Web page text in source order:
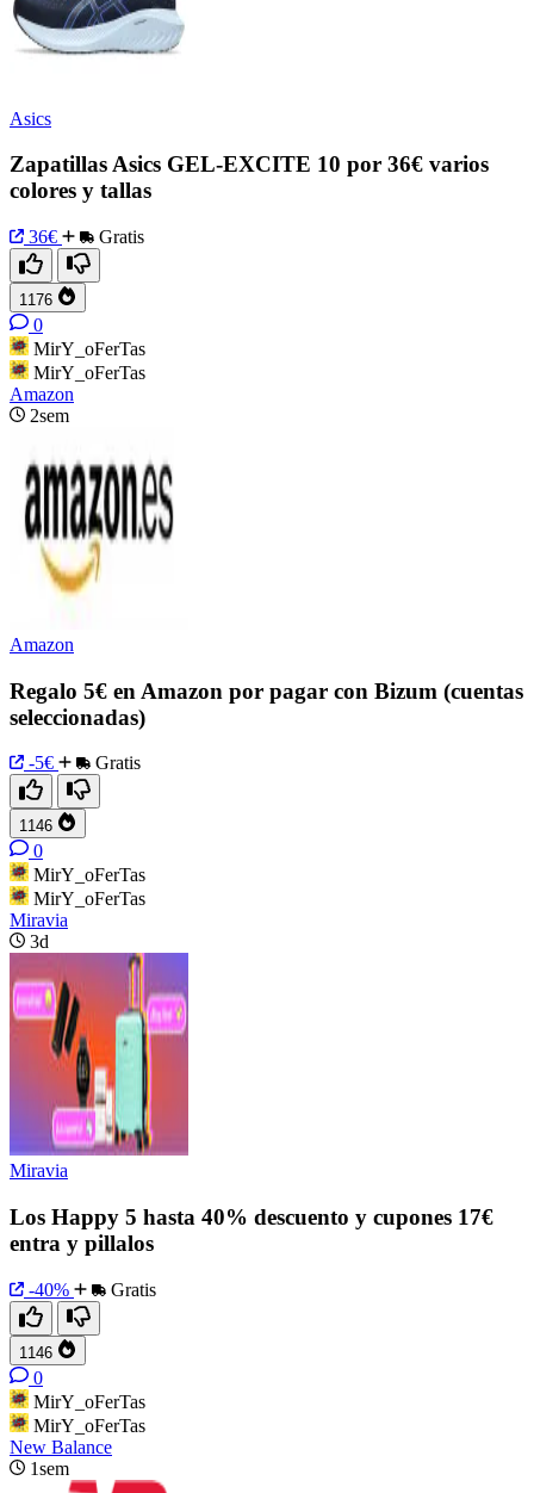
Asics
Zapatillas Asics GEL-EXCITE 10 por 36€ varios
colores y tallas
36€ Gratis
1176
0
MirY_oFerTas
MirY_oFerTas
Amazon
2sem
Amazon
Regalo 5€ en Amazon por pagar con Bizum (cuentas
seleccionadas)
-5€ Gratis
1146
0
MirY_oFerTas
MirY_oFerTas
Miravia
3d
Miravia
Los Happy 5 hasta 40% descuento y cupones 17€
entra y pillalos
-40% Gratis
1146
0
MirY_oFerTas
MirY_oFerTas
New Balance
1sem